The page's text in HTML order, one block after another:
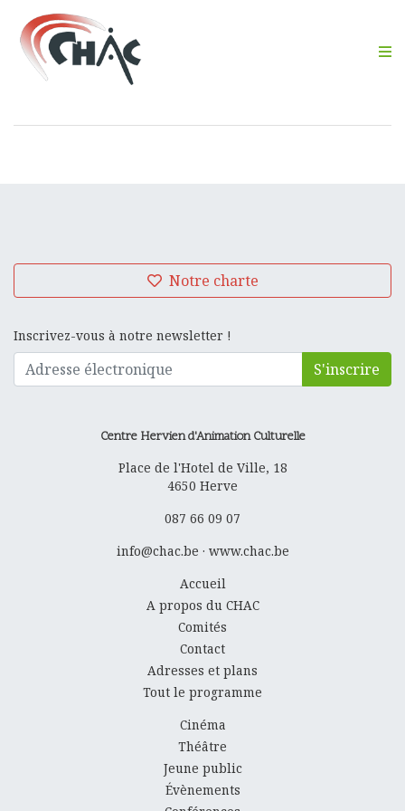
Notre charte
Inscrivez-vous à notre newsletter !
S'inscrire
Centre Hervien d'Animation Culturelle
Place de l'Hotel de Ville, 18
4650 Herve
087 66 09 07
info@chac.be · www.chac.be
Accueil
A propos du CHAC
Comités
Contact
Adresses et plans
Tout le programme
Cinéma
Théâtre
Jeune public
Évènements